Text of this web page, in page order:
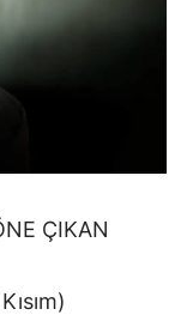
ÇIKAN